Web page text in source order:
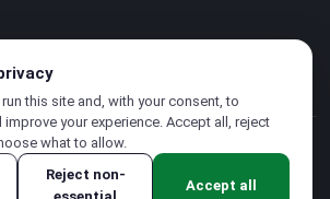
AG.版權所有.
this site and, with your consent, to
your experience. Accept all, reject
what to allow.
Reject non-
Accept all